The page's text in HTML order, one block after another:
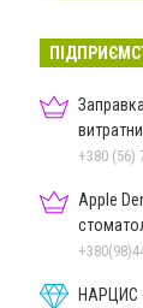
Apple
НАРЦИС